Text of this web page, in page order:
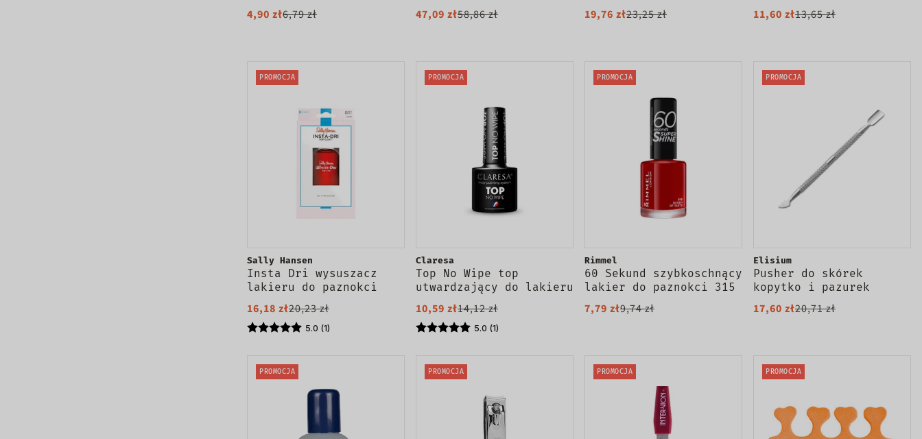
4,90 zł6,79 zł
paznokci 11ml
47,09 zł58,86 zł 19,76 zł23,25 zł 11,60 zł13,65 zł
PROMOCJA
Sally Hansen
Insta Dri wysuszacz
lakieru do paznokci
13.3ml
16,18 zł20,23 zł
5.0 (1)
PROMOCJA
Claresa
Top No Wipe top
utwardzający do lakieru
hybrydowego bez
przemywania 5g
10,59 zł14,12 zł
5.0 (1)
PROMOCJA
Rimmel
60 Sekund szybkoschnący
lakier do paznokci 315
Queen of Tarts 8ml
7,79 zł9,74 zł
PROMOCJA
Elisium
Pusher do skórek
kopytko i pazurek
17,60 zł20,71 zł
PROMOCJA PROMOCJA PROMOCJA PROMOCJA